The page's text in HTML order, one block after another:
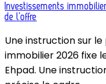
Investissements
de l’offre
Une instruction sur le
immobilier 2026 fixe
Ehpad. Une